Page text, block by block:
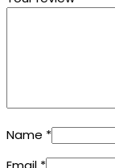
Name *